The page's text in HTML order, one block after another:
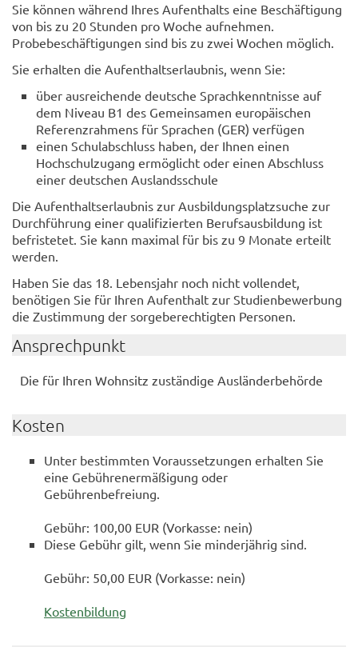
Sie können während Ihres Aufenthalts eine Beschäftigung
von bis zu 20 Stunden pro Woche aufnehmen.
Probebeschäftigungen sind bis zu zwei Wochen möglich.
Sie erhalten die Aufenthaltserlaubnis, wenn Sie:
über ausreichende deutsche Sprachkenntnisse auf
dem Niveau B1 des Gemeinsamen europäischen
Referenzrahmens für Sprachen (GER) verfügen
einen Schulabschluss haben, der Ihnen einen
Hochschulzugang ermöglicht oder einen Abschluss
einer deutschen Auslandsschule
Die Aufenthaltserlaubnis zur Ausbildungsplatzsuche zur
Durchführung einer qualifizierten Berufsausbildung ist
befristetet. Sie kann maximal für bis zu 9 Monate erteilt
werden.
Haben Sie das 18. Lebensjahr noch nicht vollendet,
benötigen Sie für Ihren Aufenthalt zur Studienbewerbung
die Zustimmung der sorgeberechtigten Personen.
Ansprechpunkt
Die für Ihren Wohnsitz zuständige Ausländerbehörde
Kosten
Unter bestimmten Voraussetzungen erhalten Sie
eine Gebührenermäßigung oder
Gebührenbefreiung.
Gebühr: 100,00 EUR (Vorkasse: nein)
Diese Gebühr gilt, wenn Sie minderjährig sind.
Gebühr: 50,00 EUR (Vorkasse: nein)
Kostenbildung